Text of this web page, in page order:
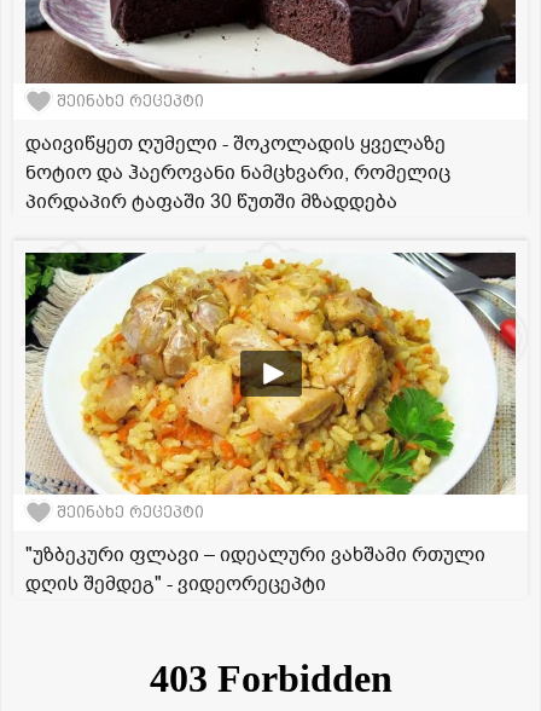
შეინახე რეცეპტი
დაივიწყეთ ღუმელი - შოკოლადის ყველაზე
ნოტიო და ჰაეროვანი ნამცხვარი, რომელიც
პირდაპირ ტაფაში 30 წუთში მზადდება
შეინახე რეცეპტი
"უზბეკური ფლავი – იდეალური ვახშამი რთული
დღის შემდეგ" - ვიდეორეცეპტი